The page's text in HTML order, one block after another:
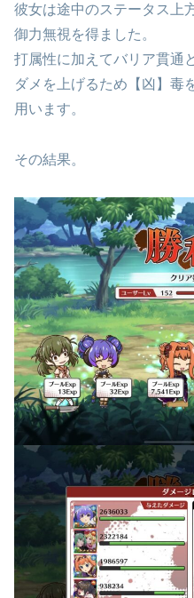
彼女は途中のステータス上
御力無視を得ました。
打属性に加えてバリア貫通
ダメを上げるため【凶】毒
用います。
その結果。